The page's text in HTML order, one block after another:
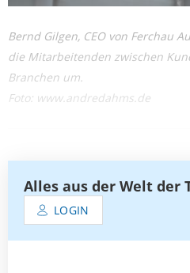
Bernd Gilgen, CEO von Ferchau
die Mitarbeitenden zwischen
Branchen um.
Foto: www.andredahms.de
Alles aus der Welt der
LOGIN